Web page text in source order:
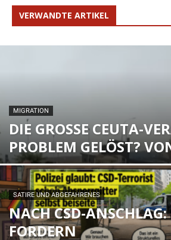
VERWANDTE ARTIKEL
MIGRATION
DIE GROSSE CEUTA-
ROBLEM GELÖST?
SATIRE UND ABGEFAHRENES
NACH CSD-
FORDERN